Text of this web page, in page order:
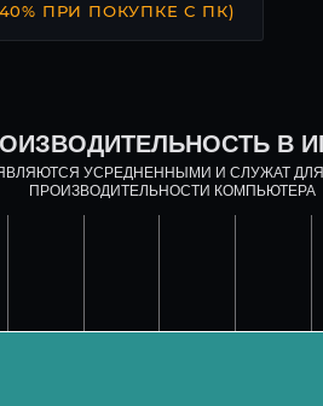
ПРИ ПОКУПКЕ С ПК)
В
УСРЕДНЕННЫМИ И СЛУЖАТ
ПРОИЗВОДИТЕЛЬНОСТИ КОМПЬЮТЕРА